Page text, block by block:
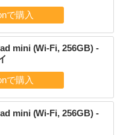
mini (Wi-Fi, 256GB) -
mini (Wi-Fi, 256GB) -